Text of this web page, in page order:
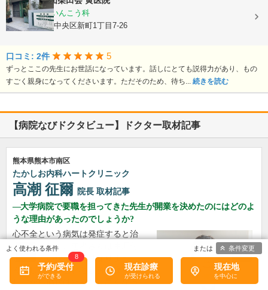
皮膚科, 耳鼻いんこう科
熊本県熊本市中央区新町1丁目7-26
口コミ: 2件 5
ずっとここの先生にお世話になっています。話しにとても説得力があり、もの
すごく親身になってくださいます。ただそのため、待ち... 続きを読む
【病院なびドクタビュー】ドクター取材記事
熊本県熊本市南区
たかしお内科ハートクリニック
高潮 征爾 院長 取材記事
大学病院で要職を担ってきた先生が開業を決めたのにはどのよ
うな理由があったのでしょうか?
心不全という病気は発症すると治
ることはなく、患者さんは生涯付
き合っていかなくてはなりませ
ん。しかも、悪化と改善を繰り返
しながら病状はだんだん悪くなっ
予約/受付
8
現在診療 現在地
条件変更